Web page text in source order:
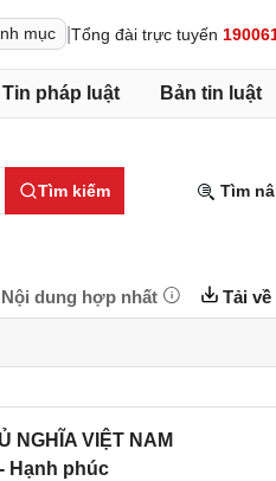
mục Tổng đài trực tuyến
Tin pháp luật Bản tin luật
Tìm kiếm Tìm
Nội dung hợp nhất Tải về
NGHĨA VIỆT NAM
Hạnh phúc